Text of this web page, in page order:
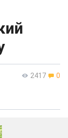
2417 0